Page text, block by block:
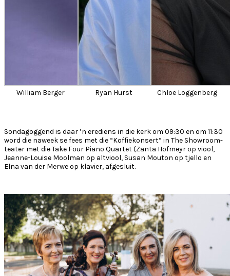
William Berger Ryan Hurst Chloe Loggenberg
Sondagoggend is daar ’n erediens in die kerk om 09:30 en om 11:30
word die naweek se fees met die “Koffiekonsert” in The Showroom-
teater met die Take Four Piano Quartet (Zanta Hofmeyr op viool,
Jeanne-Louise Moolman op altviool, Susan Mouton op tjello en
Elna van der Merwe op klavier, afgesluit.